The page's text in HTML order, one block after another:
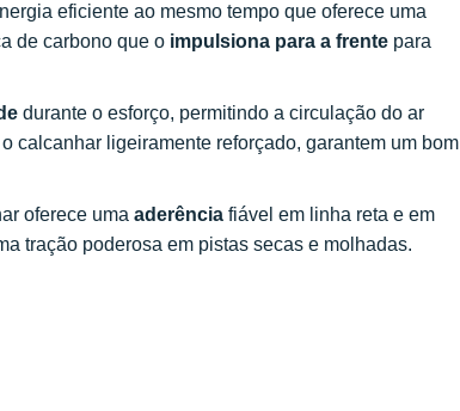
eficiente ao mesmo tempo que oferece uma
de carbono que o impulsiona para a frente para
durante o esforço, permitindo a circulação do ar
calcanhar ligeiramente reforçado, garantem um bom
oferece uma aderência fiável em linha reta e em
tração poderosa em pistas secas e molhadas.